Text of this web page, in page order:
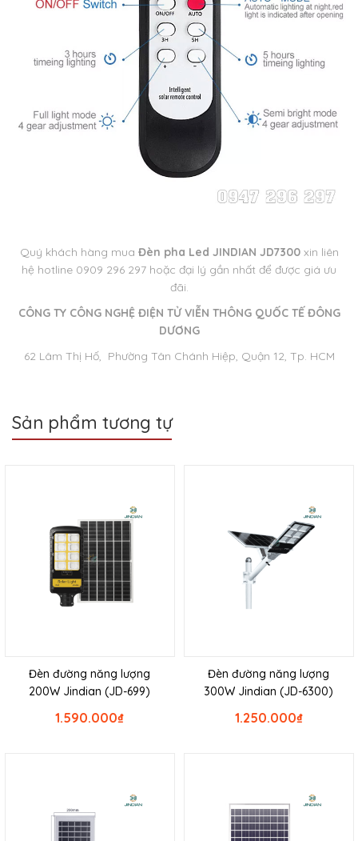
Quý khách hàng mua Đèn pha Led JINDIAN JD7300 xin liên
hệ hotline 0909 296 297 hoặc đại lý gần nhất để được giá ưu
đãi.
CÔNG TY CÔNG NGHỆ ĐIỆN TỬ VIỄN THÔNG QUỐC TẾ ĐÔNG
DƯƠNG
62 Lâm Thị Hố, Phường Tân Chánh Hiệp, Quận 12, Tp. HCM
Sản phẩm tương tự
Đèn đường năng lượng
200W Jindian (JD-699)
₫
1.590.000
Đèn đường năng lượng
300W Jindian (JD-6300)
₫
1.250.000